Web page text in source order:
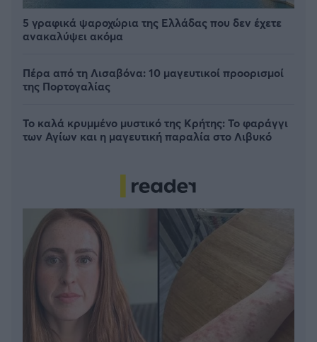
5 γραφικά ψαροχώρια της Ελλάδας που δεν έχετε
ανακαλύψει ακόμα
Πέρα από τη Λισαβόνα: 10 μαγευτικοί προορισμοί
της Πορτογαλίας
Το καλά κρυμμένο μυστικό της Κρήτης: Το φαράγγι
των Αγίων και η μαγευτική παραλία στο Λιβυκό